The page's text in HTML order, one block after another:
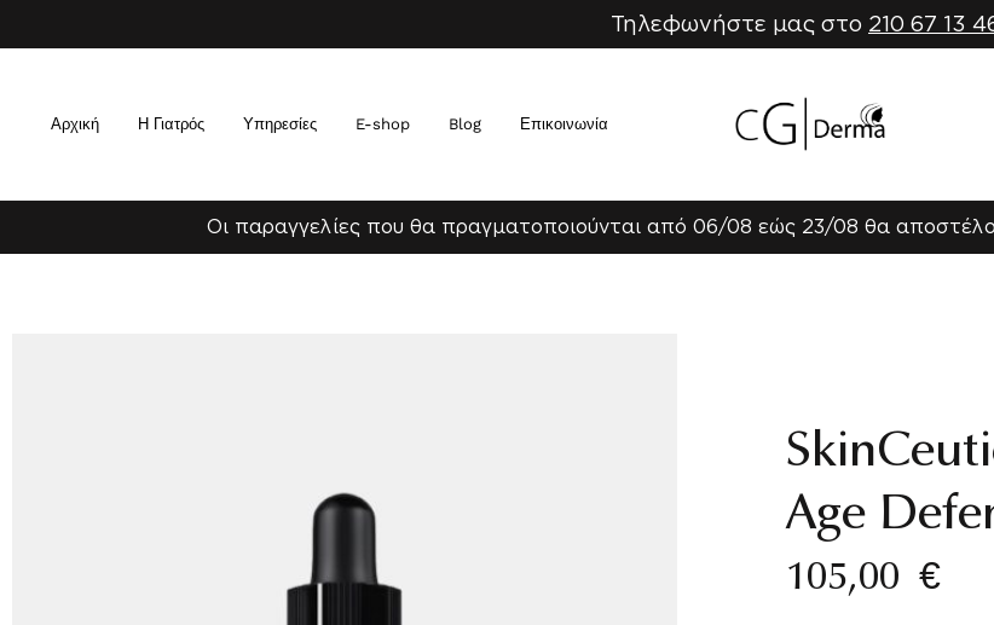
Τηλεφωνήστε μας στο 210 67 13
Αρχική Η Γιατρός Υπηρεσίες E-shop Blog Επικοινωνία
Οι παραγγελίες που θα πραγματοποιούνται από 06/08 εώς 23/08 θα
Age
105,00 €